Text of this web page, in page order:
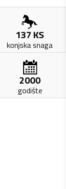
137KS
konjska snaga
2000
godište